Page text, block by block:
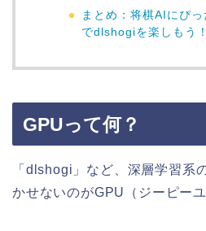
まとめ：将棋AIにぴ
でdlshogiを楽しもう！
GPUって何？
「dlshogi」など、深層学習系
かせないのがGPU（ジーピーユ